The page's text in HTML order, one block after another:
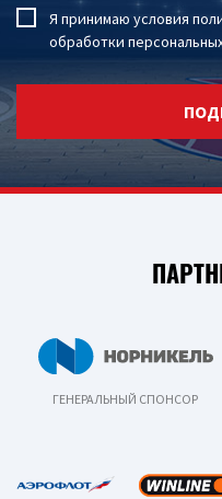
Я принимаю условия
обработки
ГЕНЕРАЛЬНЫЙ СПОНСОР